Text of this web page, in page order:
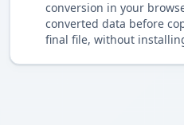
conversion in your
converted data before
final file, without